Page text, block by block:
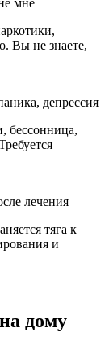
мне
Вы не знаете,
депрессия
бессонница,
лечения
тяга к
и
дому